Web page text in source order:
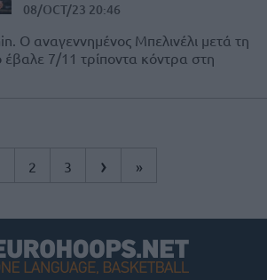
08/OCT/23 20:46
Ο αναγεννημένος Μπελινέλι μετά τη
7/11 τρίποντα κόντρα στη
2 3 › »